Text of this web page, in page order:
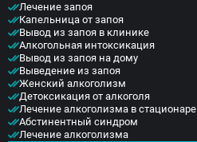
Лечение запоя
Капельница от запоя
Вывод из запоя в клинике
Алкогольная интоксикация
Вывод из запоя на дому
Выведение из запоя
Женский алкоголизм
Детоксикация от алкоголя
Лечение алкоголизма в стационаре
Абстинентный синдром
Лечение алкоголизма